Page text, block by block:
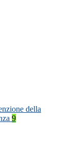
della
9